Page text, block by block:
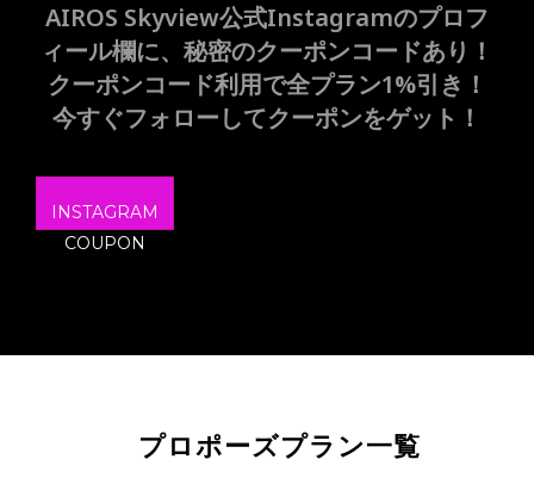
AIROS Skyview公式Instagramのプロフ
ィール欄に、秘密のクーポンコードあり！
クーポンコード利用で全プラン1%引き！
今すぐフォローしてクーポンをゲット！
INSTAGRAM
COUPON
プロポーズプラン一覧